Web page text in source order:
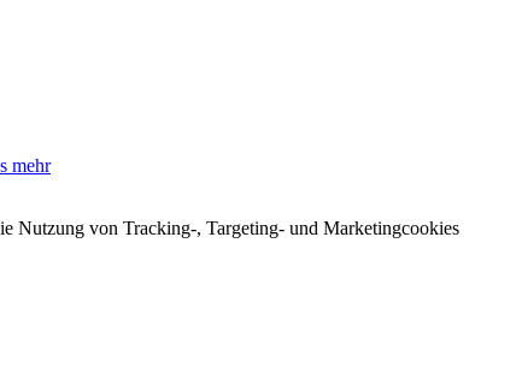
mehr
Nutzung von Tracking-, Targeting- und Marketingcookies